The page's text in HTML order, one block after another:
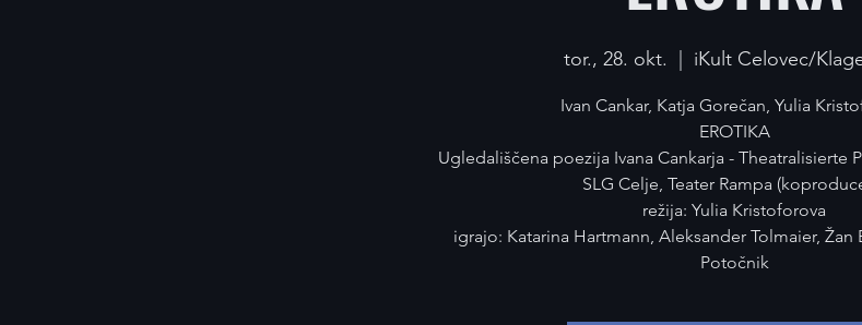
tor., 28. okt. iKult Celovec/
Ivan Cankar, Katja Gorečan, Yulia
EROTIKA
Ugledališčena poezija Ivana Cankarja - Theatralisierte
SLG Celje, Teater Rampa
režija: Yulia Kristoforova
igrajo: Katarina Hartmann, Aleksander Tolmaier, Žan
Potočnik